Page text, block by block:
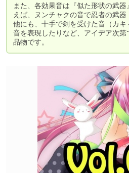
また、各効果音は『似た形状の武
えば、ヌンチャクの音で忍者の武器
他にも、十手で剣を受けた音（カキ
音を表現したりなど、アイデア次
品物です。